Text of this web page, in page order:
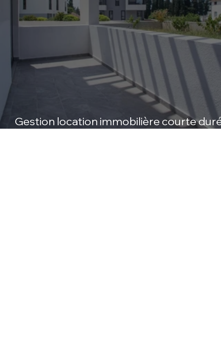
Gestion location immobilière courte